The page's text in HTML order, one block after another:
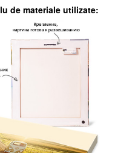
de materiale utilizate: